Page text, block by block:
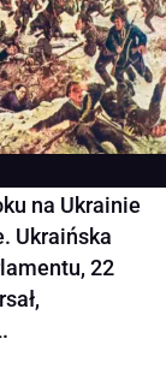
na Ukrainie
Ukraińska
22